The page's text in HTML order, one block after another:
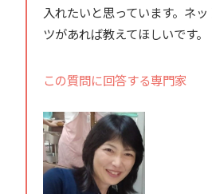
入れたいと思っています。ネ
ツがあれば教えてほしいです。
この質問に回答する専門家